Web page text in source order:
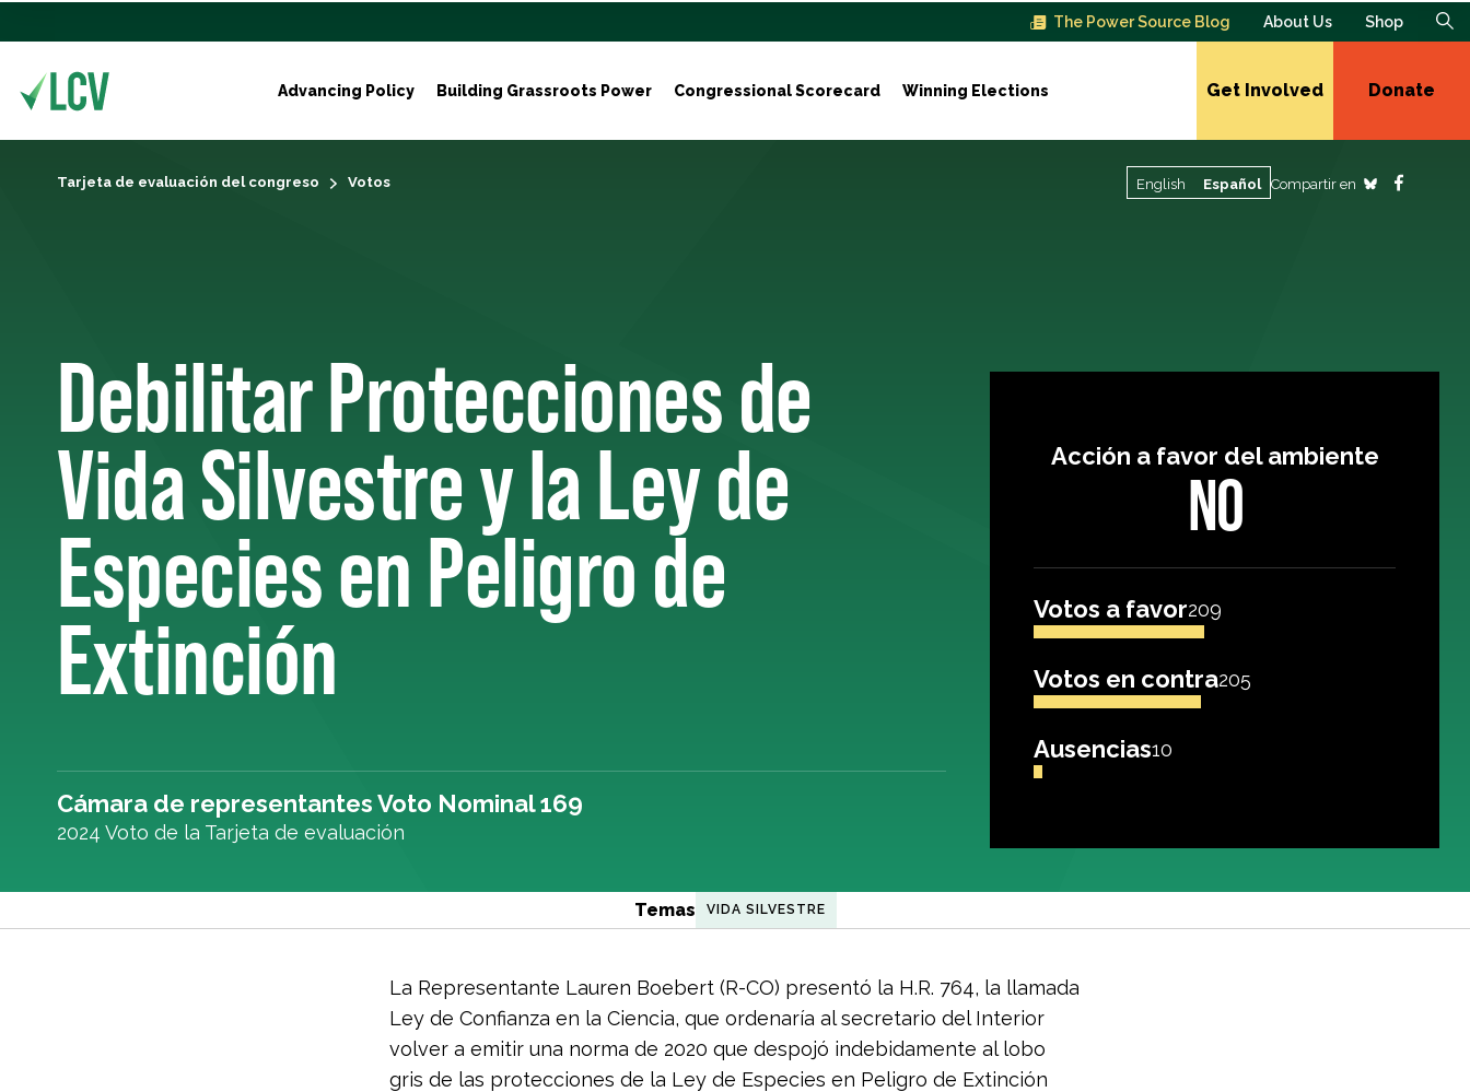
The Power Source Blog About Us Shop
Advancing Policy Building Grassroots Power Congressional Scorecard Winning Elections Get Involved Donate
Tarjeta de evaluación del congreso Votos English Español Compartir en
Debilitar Protecciones de
Vida Silvestre y la Ley de
Especies en Peligro de
Extinción
Cámara de representantes Voto Nominal 169
2024 Voto de la Tarjeta de evaluación
Acción a favor del ambiente
NO
Votos a favor209
Votos en contra205
Ausencias10
Temas VIDA SILVESTRE
La Representante Lauren Boebert (R-CO) presentó la H.R. 764, la llamada
Ley de Confianza en la Ciencia, que ordenaría al secretario del Interior
volver a emitir una norma de 2020 que despojó indebidamente al lobo
gris de las protecciones de la Ley de Especies en Peligro de Extinción